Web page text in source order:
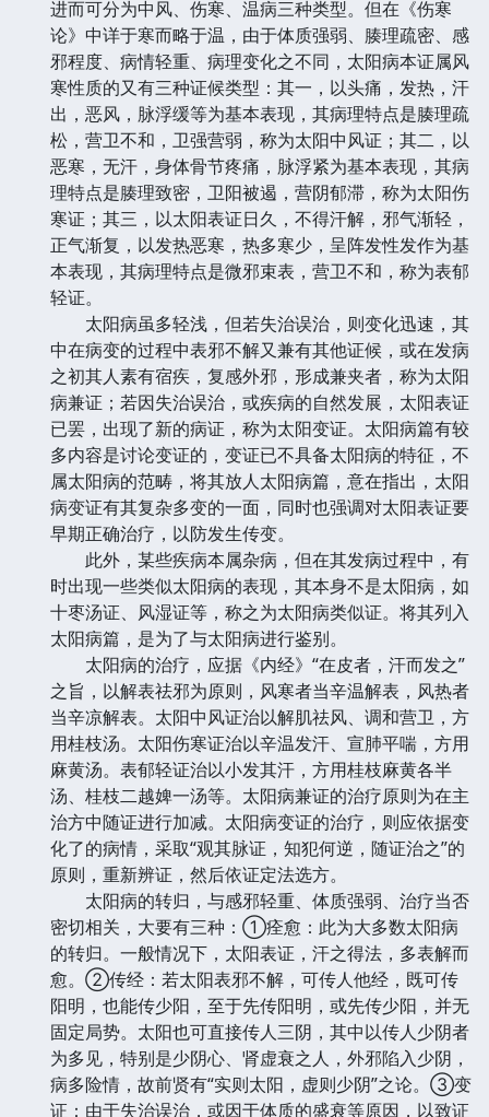
进而可分为中风、伤寒、温病三种类型。但在《伤寒
论》中详于寒而略于温，由于体质强弱、腠理疏密、感
邪程度、病情轻重、病理变化之不同，太阳病本证属风
寒性质的又有三种证候类型：其一，以头痛，发热，汗
出，恶风，脉浮缓等为基本表现，其病理特点是腠理疏
松，营卫不和，卫强营弱，称为太阳中风证；其二，以
恶寒，无汗，身体骨节疼痛，脉浮紧为基本表现，其病
理特点是腠理致密，卫阳被遏，营阴郁滞，称为太阳伤
寒证；其三，以太阳表证日久，不得汗解，邪气渐轻，
正气渐复，以发热恶寒，热多寒少，呈阵发性发作为基
本表现，其病理特点是微邪束表，营卫不和，称为表郁
轻证。
太阳病虽多轻浅，但若失治误治，则变化迅速，其
中在病变的过程中表邪不解又兼有其他证候，或在发病
之初其人素有宿疾，复感外邪，形成兼夹者，称为太阳
病兼证；若因失治误治，或疾病的自然发展，太阳表证
已罢，出现了新的病证，称为太阳变证。太阳病篇有较
多内容是讨论变证的，变证已不具备太阳病的特征，不
属太阳病的范畴，将其放人太阳病篇，意在指出，太阳
病变证有其复杂多变的一面，同时也强调对太阳表证要
早期正确治疗，以防发生传变。
此外，某些疾病本属杂病，但在其发病过程中，有
时出现一些类似太阳病的表现，其本身不是太阳病，如
十枣汤证、风湿证等，称之为太阳病类似证。将其列入
太阳病篇，是为了与太阳病进行鉴别。
太阳病的治疗，应据《内经》“在皮者，汗而发之”
之旨，以解表祛邪为原则，风寒者当辛温解表，风热者
当辛凉解表。太阳中风证治以解肌祛风、调和营卫，方
用桂枝汤。太阳伤寒证治以辛温发汗、宣肺平喘，方用
麻黄汤。表郁轻证治以小发其汗，方用桂枝麻黄各半
汤、桂枝二越婢一汤等。太阳病兼证的治疗原则为在主
治方中随证进行加减。太阳病变证的治疗，则应依据变
化了的病情，采取“观其脉证，知犯何逆，随证治之”的
原则，重新辨证，然后依证定法选方。
太阳病的转归，与感邪轻重、体质强弱、治疗当否
密切相关，大要有三种：①痊愈：此为大多数太阳病
的转归。一般情况下，太阳表证，汗之得法，多表解而
愈。②传经：若太阳表邪不解，可传人他经，既可传
阳明，也能传少阳，至于先传阳明，或先传少阳，并无
固定局势。太阳也可直接传人三阴，其中以传人少阴者
为多见，特别是少阴心、肾虚衰之人，外邪陷入少阴，
病多险情，故前贤有“实则太阳，虚则少阴”之论。③变
证：由于失治误治，或因于体质的盛衰等原因，以致证